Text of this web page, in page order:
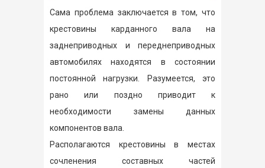
Сама проблема заключается в том, что
крестовины карданного вала на
заднеприводных и переднеприводных
автомобилях находятся в состоянии
постоянной нагрузки. Разумеется, это
рано или поздно приводит к
необходимости замены данных
компонентов вала.
Располагаются крестовины в местах
сочленения составных частей